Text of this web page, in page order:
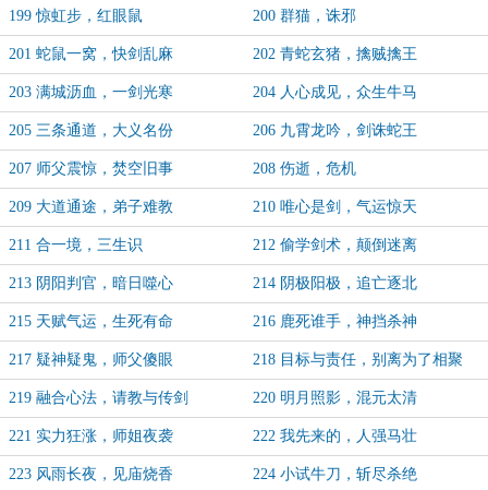
199 惊虹步，红眼鼠 200 群猫，诛邪
201 蛇鼠一窝，快剑乱麻 202 青蛇玄猪，擒贼擒王
203 满城沥血，一剑光寒 204 人心成见，众生牛马
205 三条通道，大义名份 206 九霄龙吟，剑诛蛇王
207 师父震惊，焚空旧事 208 伤逝，危机
209 大道通途，弟子难教 210 唯心是剑，气运惊天
211 合一境，三生识 212 偷学剑术，颠倒迷离
213 阴阳判官，暗日噬心 214 阴极阳极，追亡逐北
215 天赋气运，生死有命 216 鹿死谁手，神挡杀神
217 疑神疑鬼，师父傻眼 218 目标与责任，别离为了相聚
219 融合心法，请教与传剑 220 明月照影，混元太清
221 实力狂涨，师姐夜袭 222 我先来的，人强马壮
223 风雨长夜，见庙烧香 224 小试牛刀，斩尽杀绝